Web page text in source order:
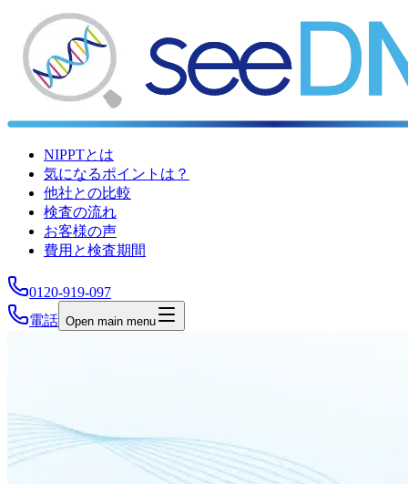
NIPPTとは
気になるポイントは？
他社との比較
検査の流れ
お客様の声
費用と検査期間
0120-919-097
電話 Open main menu